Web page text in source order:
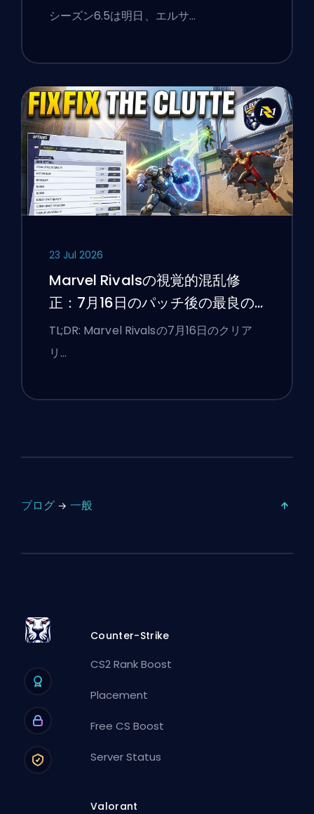
ト、ホワイトフォックス、そして
シーズン6.5は明日、エルサ…
23 Jul 2026
Marvel Rivalsの視覚的混乱修
正：7月16日のパッチ後の最良の
競技設定
TL;DR: Marvel Rivalsの7月16日のクリア
リ…
ブログ 一般
Counter-Strike
CS2 Rank Boost
Placement
Free CS Boost
Server Status
Valorant